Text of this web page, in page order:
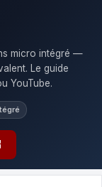
micro intégré —
Le guide
YouTube.